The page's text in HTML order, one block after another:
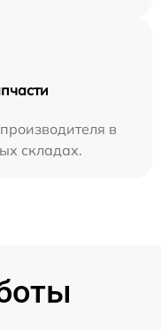
в
складах.